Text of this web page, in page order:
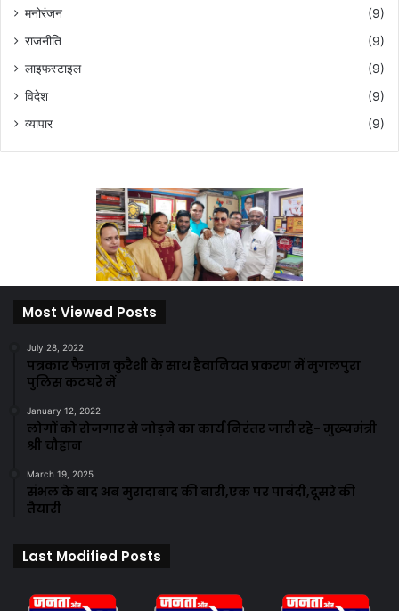
मनोरंजन
(9)
राजनीति
(9)
लाइफस्टाइल
(9)
विदेश
(9)
व्यापार
(9)
Most Viewed Posts
July 28, 2022
पत्रकार फैज़ान कुरैशी के साथ हैवानियत प्रकरण में मुगलपुरा
पुलिस कटघरे में
January 12, 2022
लोगों को रोजगार से जोड़ने का कार्य निरंतर जारी रहे- मुख्यमंत्री
श्री चौहान
March 19, 2025
संभल के बाद अब मुरादाबाद की बारी,एक पर पाबंदी,दूसरे की
तैयारी
Last Modified Posts